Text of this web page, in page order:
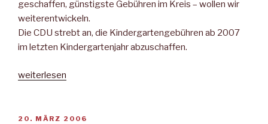
geschaffen, günstigste Gebühren im Kreis – wollen wir
weiterentwickeln.
Die CDU strebt an, die Kindergartengebühren ab 2007
im letzten Kindergartenjahr abzuschaffen.
„Kommunalwahl
Neustadt“
weiterlesen
VERÖFFENTLICHT
20. MÄRZ 2006